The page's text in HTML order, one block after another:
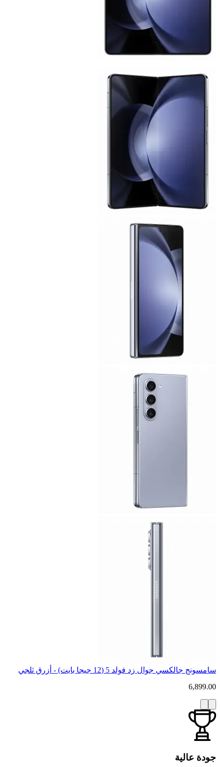
سامسونج جالكسي جوال زد فولد 5 (12 جيجا بايت) - أزرق ثلجي
6,899.00
جودة عالية